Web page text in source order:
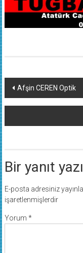
Yazı
dolaşımı
Afşin CEREN Optik
Bir yanıt
E-posta adresiniz
işaretlenmişlerdir
Yorum *